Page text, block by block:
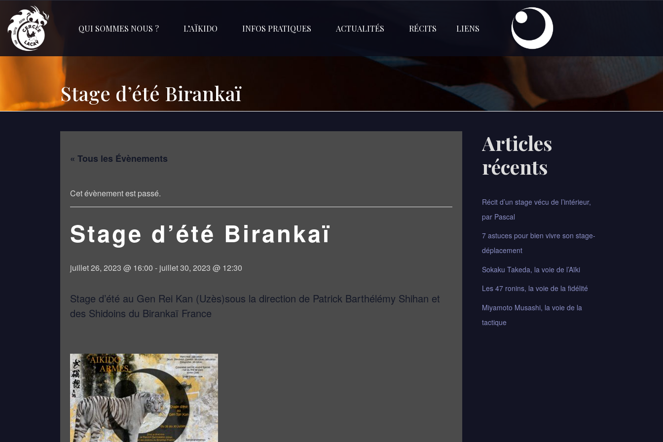
QUI SOMMES NOUS ? L’AÏKIDO INFOS PRATIQUES ACTUALITÉS RÉCITS LIENS
Stage d’été Birankaï
« Tous les Évènements
Cet évènement est passé.
Stage d’été Birankaï
juillet 26, 2023 @ 16:00 - juillet 30, 2023 @ 12:30
Stage d’été au Gen Rei Kan (Uzès)sous la direction de Patrick Barthélémy Shihan et
des Shidoins du Birankaï France
Articles
récents
Récit d’un stage vécu de l’intérieur,
par Pascal​
7 astuces pour bien vivre son stage-
déplacement
Sokaku Takeda, la voie de l’Aïki
Les 47 ronins, la voie de la fidélité
Miyamoto Musashi, la voie de la
tactique